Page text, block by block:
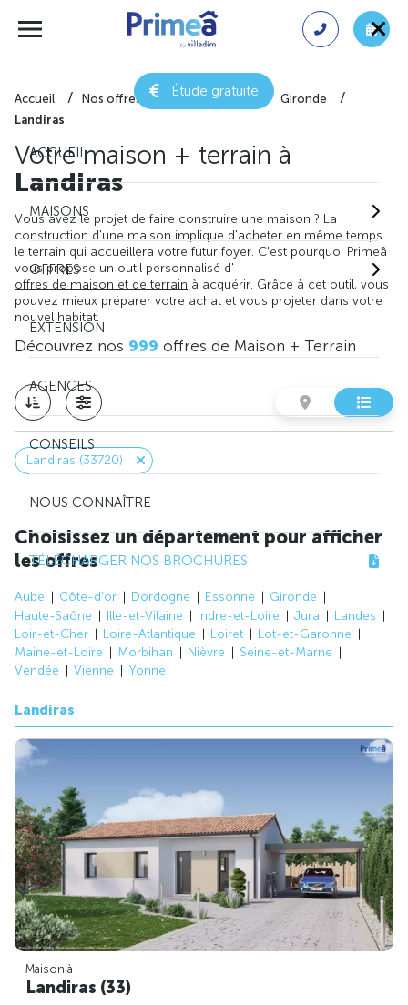
Étude gratuite
ACCUEIL
MAISONS
OFFRES
EXTENSION
AGENCES
CONSEILS
NOUS CONNAÎTRE
TÉLÉCHARGER NOS BROCHURES
Accueil Nos offres de maison + terrain
Gironde
Landiras
Votre maison + terrain à
Landiras
Vous avez le projet de faire construire une maison ? La
construction d'une maison implique d'acheter en même temps
le terrain qui accueillera votre futur foyer. C'est pourquoi Primeâ
vous propose un outil personnalisé d'
offres de maison et de terrain à acquérir. Grâce à cet outil, vous
pouvez mieux préparer votre achat et vous projeter dans votre
nouvel habitat.
Découvrez nos 999 offres de Maison + Terrain
Landiras (33720)
Choisissez un département pour afficher
les offres
Aube Côte-d'or Dordogne Essonne
Gironde
Haute-Saône
Ille-et-Vilaine Indre-et-Loire Jura
Landes
Loir-et-Cher
Loire-Atlantique Loiret
Lot-et-Garonne
Maine-et-Loire
Morbihan Nièvre
Seine-et-Marne
Vendée
Vienne Yonne
Landiras
Maison à
Landiras (33)